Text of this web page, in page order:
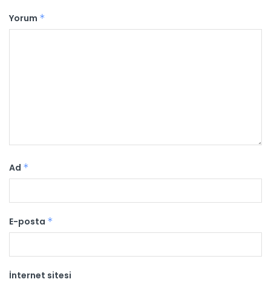
Yorum *
Ad *
E-posta *
İnternet sitesi